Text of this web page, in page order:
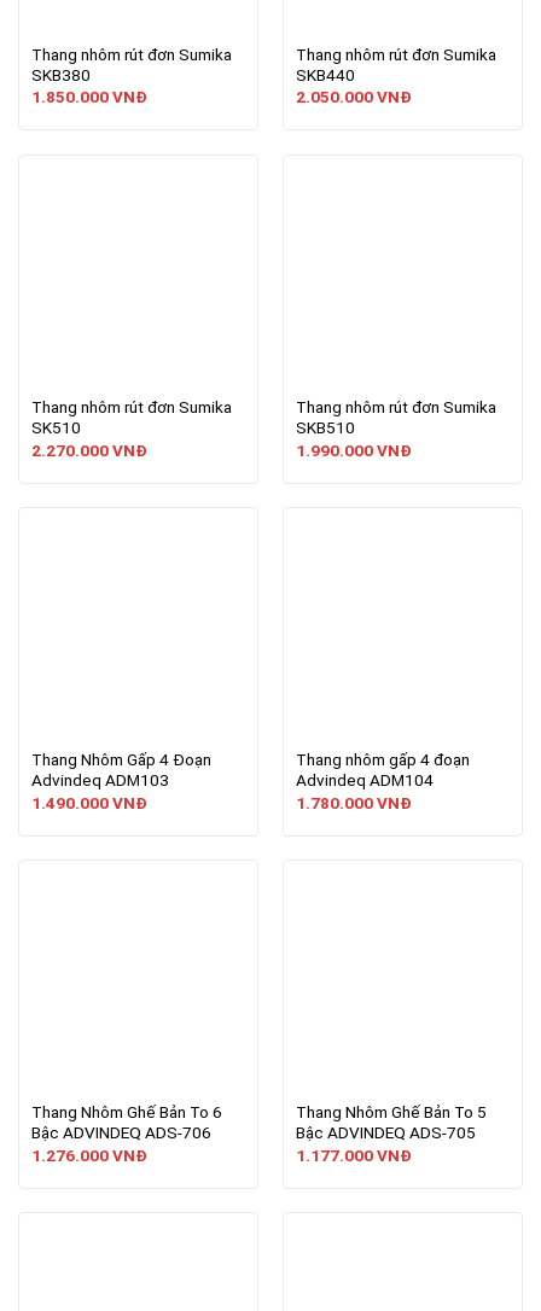
Thang nhôm rút đơn Sumika
SKB380
1.850.000VNĐ
Thang nhôm rút đơn Sumika
SKB440
2.050.000VNĐ
Thang nhôm rút đơn Sumika
SK510
2.270.000VNĐ
Thang nhôm rút đơn Sumika
SKB510
1.990.000VNĐ
Thang Nhôm Gấp 4 Đoạn
Advindeq ADM103
1.490.000VNĐ
Thang nhôm gấp 4 đoạn
Advindeq ADM104
1.780.000VNĐ
Thang Nhôm Ghế Bản To 6
Bậc ADVINDEQ ADS-706
1.276.000VNĐ
Thang Nhôm Ghế Bản To 5
Bậc ADVINDEQ ADS-705
1.177.000VNĐ